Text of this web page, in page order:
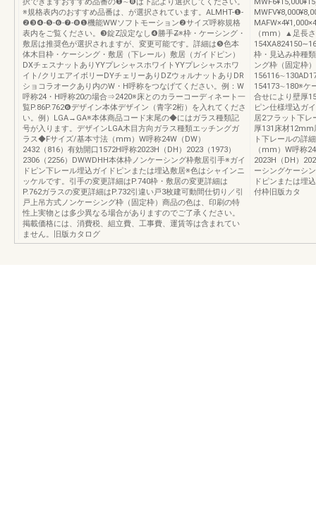
※規格表内のおすすめ品番は、が選択されています。ALMHT-❶-
❷❸❹-❺-❻-❼-❽❶機能WWソフトモーション❷サイズ呼称規格
表内をご覧ください。❸錠Z設定なし❹勝手Z̶※枠・ケーシング・
敷居は推奨色が選択されますが、変更可能です。詳細は❺色本
体木目枠・ケーシング・敷居（下レール）敷居（ガイドピン）
DXチェスナットありYYプレシャスホワイトYYプレシャスホワ
イト/クリエアイボリーDYチェリーありDZウォルナットありDR
ショコラオークあり内のW・H呼称をつなげてください。例：W
呼称24・H呼称20の場合⇒2420※床とのカラーコーディネート一
覧P.86P.762❻デザイン本体デザイン（青字2桁）を入れてくださ
い。例）LGA→GA※本体商品コード末尾の◆にはガラス種類記
号が入ります。デザインLGA木目方向ガラス種類エッチングガ
ラス◆Fサイズ/基本寸法（mm）W呼称24W（DW）
2432（816）有効開口1572H呼称2023H（DH）2023（1973）
2306（2256）DWWDHH本体枠ノンケーシング枠敷居引手※ガイ
ドピン下レール埋込ガイドピンまたは埋込敷居※色はシャインニ
ッケルです。引手の変更詳細はP.740枠・敷居の変更詳細は
P.762ガラスの変更詳細はP.732引違い戸3枚建可動間仕切り／引
戸上吊方式ノンケーシング枠（固定枠）商品の色は、印刷の特
性上実物とは多少異なる場合がありますのでご了承ください。
掲載価格には、消費税、組立費、工事費、運賃等は含まれてい
ません。旧版カタログ
（mm）▲足長
枠・見込み枠種
ング枠（固定枠）
154173∼180※ケ
合せにより壁厚
ピン仕様埋込ガ
居2フラット下
厚131床材12mm
ト下レールの詳
（mm）W呼称
2023H（DH）
ーシングケーシ
ドピンまたは埋
付枠旧版カタ